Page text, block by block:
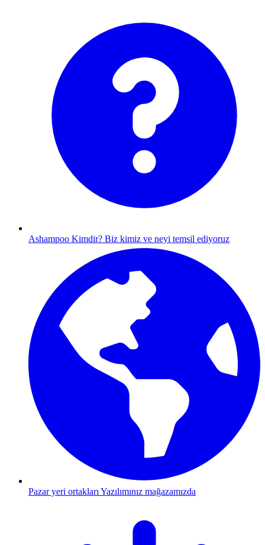
Ashampoo Kimdir? Biz kimiz ve neyi temsil ediyoruz
Pazar yeri ortakları Yazılımınız mağazamızda